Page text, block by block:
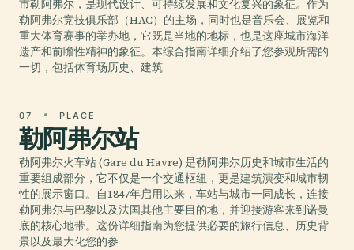
市勒阿弗尔，是现代设计、可持续发展和文化复兴的象征。作为
勒阿弗尔竞技俱乐部（HAC）的主场，同时也是音乐会、展览和
重大体育赛事的举办地，它既是当地的地标，也是这座城市海洋
遗产和前瞻性精神的象征。本综合指南详细介绍了您参观所需的
一切，包括体育场历史、建筑
07 PLACE
勒阿弗尔站
勒阿弗尔火车站 (Gare du Havre) 是勒阿弗尔历史和城市生活的
重要组成部分，它不仅是一个交通枢纽，更是建筑演变和城市韧
性的展示窗口。自1847年启用以来，车站与城市一同成长，连接
勒阿弗尔与巴黎以及法国其他主要目的地，并迎接游客来到诺曼
底的核心地带。这份详细指南为您提供必要的旅行信息、历史背
景以及最大化您的参